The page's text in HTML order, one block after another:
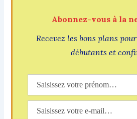
Abonnez-vous à la
Recevez les bons plans
débutants et